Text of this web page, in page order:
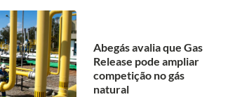
Abegás avalia que Gas
Release pode ampliar
competição no gás
natural